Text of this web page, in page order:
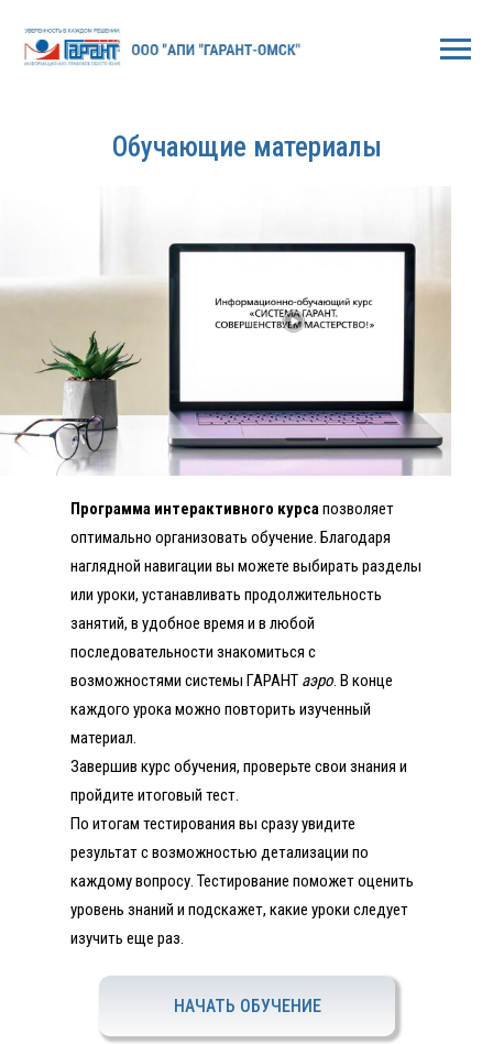
Обучающие материалы
Программа интерактивного курсапозволяет
оптимально организовать обучение. Благодаря
наглядной навигации вы можете выбирать разделы
или уроки, устанавливать продолжительность
занятий, в удобное время и в любой
последовательности знакомиться с
возможностями системы ГАРАНТ аэро. В конце
каждого урока можно повторить изученный
материал.
Завершив курс обучения, проверьте свои знания и
пройдите итоговый тест.
По итогам тестирования вы сразу увидите
результат с возможностью детализации по
каждому вопросу. Тестирование поможет оценить
уровень знаний и подскажет, какие уроки следует
изучить еще раз.
НАЧАТЬ ОБУЧЕНИЕ